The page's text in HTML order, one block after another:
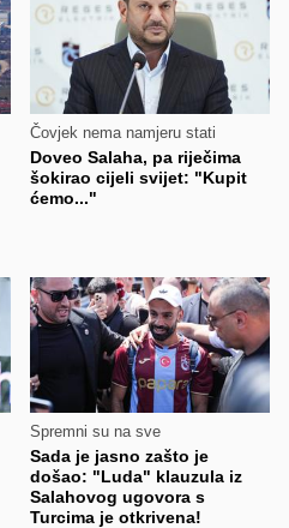
Čovjek nema namjeru stati
Doveo Salaha, pa riječima
šokirao cijeli svijet: "Kupit
ćemo..."
Spremni su na sve
Sada je jasno zašto je
došao: "Luda" klauzula iz
Salahovog ugovora s
Turcima je otkrivena!